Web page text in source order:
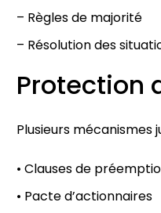
– Règles de majorité
– Résolution des
Protection
Plusieurs
• Clauses de
• Pacte d’actionnaires